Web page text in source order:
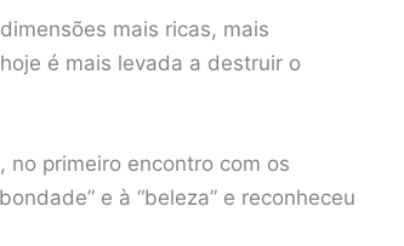
mais ricas, mais
é mais levada a destruir o
no primeiro encontro com os
e à “beleza” e reconheceu